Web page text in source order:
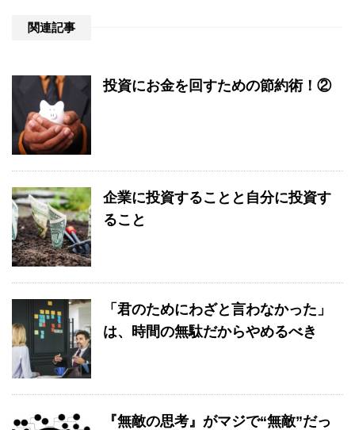
関連記事
投資にお金を回すための節約術！②
企業に投資することと自分に投資す
ること
「君のためにわざと言わなかった」
は、時間の無駄だからやめるべき
『無敵の思考』がマジで“無敵”だっ